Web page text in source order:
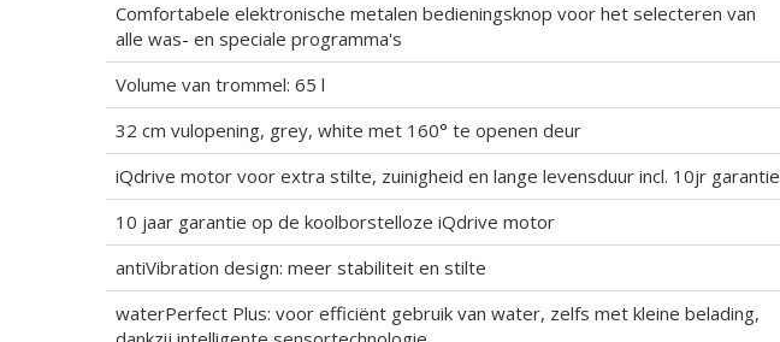
Comfortabele elektronische metalen bedieningsknop voor het selecteren van
alle was- en speciale programma's
Volume van trommel: 65 l
32 cm vulopening, grey, white met 160° te openen deur
iQdrive motor voor extra stilte, zuinigheid en lange levensduur incl. 10jr garantie
10 jaar garantie op de koolborstelloze iQdrive motor
antiVibration design: meer stabiliteit en stilte
waterPerfect Plus: voor efficiënt gebruik van water, zelfs met kleine belading,